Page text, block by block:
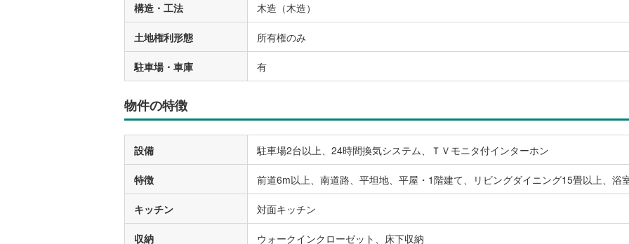
構造・工法 木造（木造）
土地権利形態 所有権のみ
駐車場・車庫 有
物件の特徴
設備 駐車場2台以上、24時間換気システム、ＴＶモニタ付インターホン
特徴 前道6m以上、南道路、平坦地、平屋・1階建て、リビングダイニング15畳以上、浴
キッチン 対面キッチン
収納 ウォークインクローゼット、床下収納